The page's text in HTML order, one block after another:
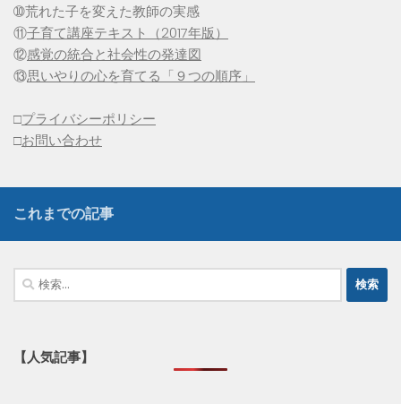
➉荒れた子を変えた教師の実感
⑪子育て講座テキスト（2017年版）
⑫感覚の統合と社会性の発達図
⑬思いやりの心を育てる「９つの順序」
□プライバシーポリシー
□お問い合わせ
これまでの記事
検
索:
【人気記事】